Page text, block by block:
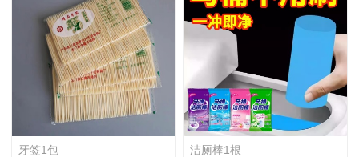
牙签1包 洁厕棒1根